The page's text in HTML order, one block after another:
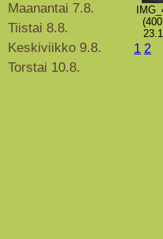
Maanantai 7.8.
Tiistai 8.8.
Keskiviikko 9.8.
Torstai 10.8.
1 2